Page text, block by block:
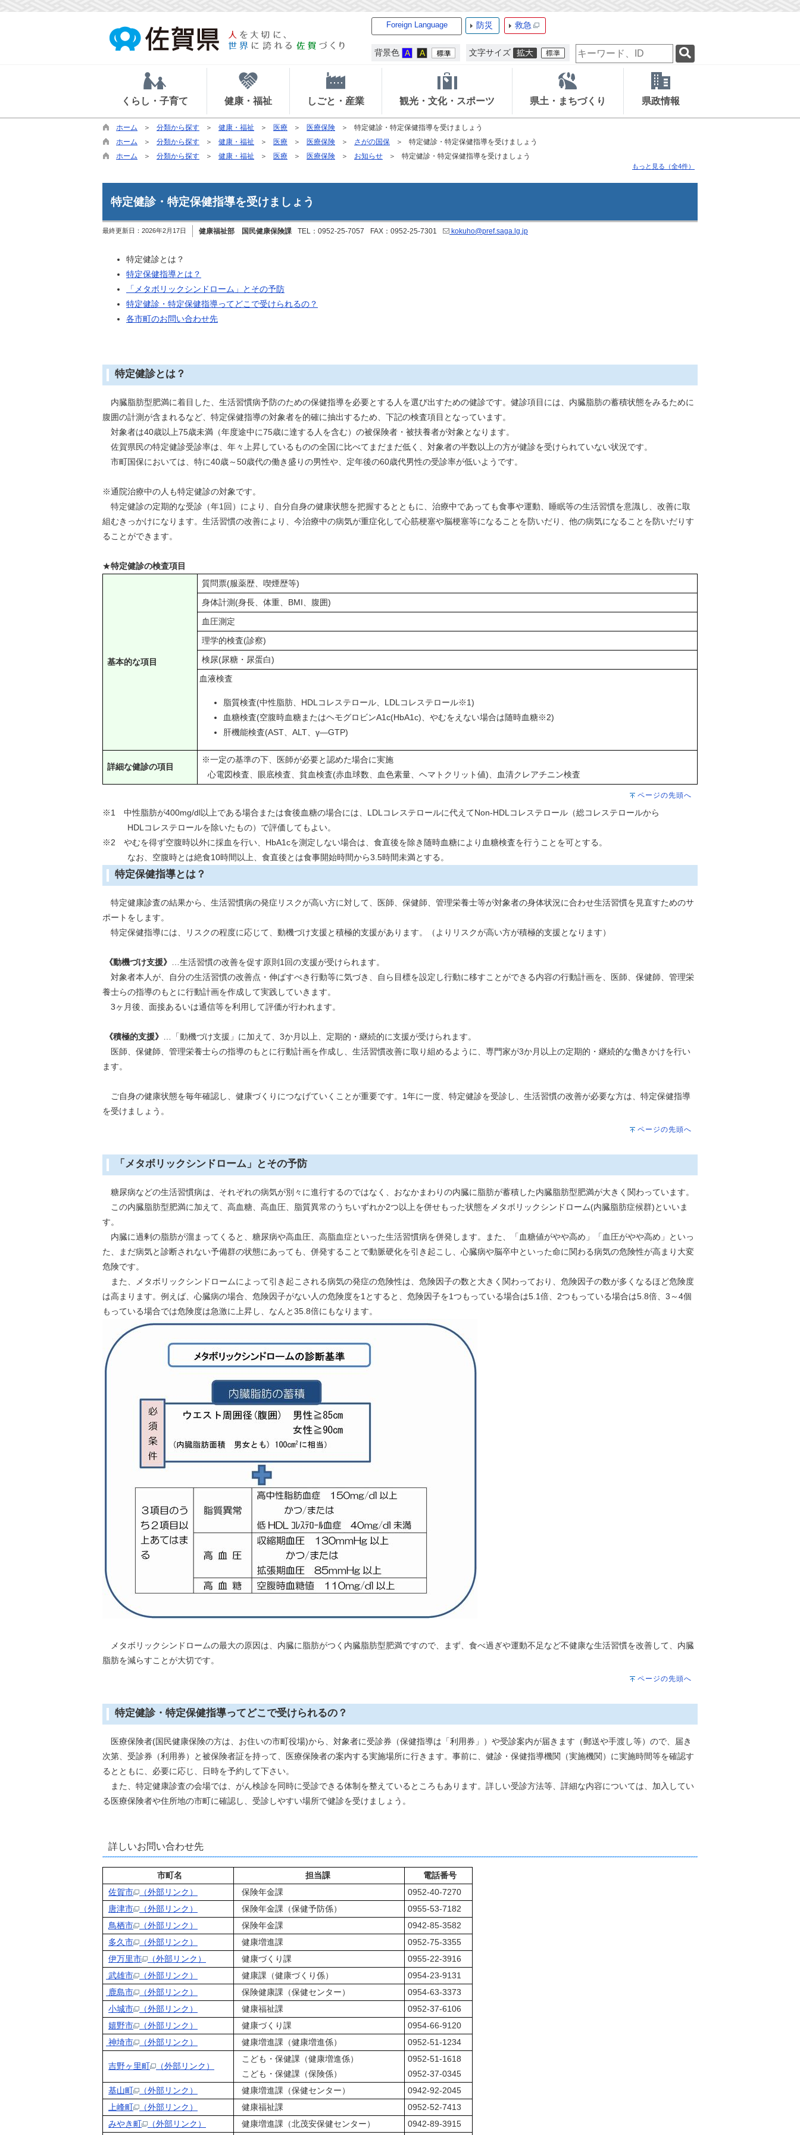
Foreign Language 防災 救急
背景色 文字サイズ
検
索
ー
ー
ド
くらし・子育て 健康・福祉 しごと・産業 観光・文化・スポーツ 県土・まちづくり 県政情報
ホーム 分類から探す 健康・福祉 医療 医療保険
特定健診・特定保健指導を受けましょう
ホーム
分類から探す 健康・福祉 医療 医療保険 さがの国保
特定健診・特定保健指導を受けましょう
ホーム
分類から探す 健康・福祉 医療 医療保険 お知らせ 特定健診・特定保健指導を受けましょう
もっと見る（全4件）
特定健診・特定保健指導を受けましょう
最終更新日： 2026年2月17日 健康福祉部 国民健康保険課 TEL：0952-25-7057 FAX：0952-25-7301 kokuho@pref.saga.lg.jp
特定健診とは？
特定保健指導とは？
「メタボリックシンドローム」とその予防
特定健診・特定保健指導ってどこで受けられるの？
各市町のお問い合わせ先
特定健診とは？
内臓脂肪型肥満に着目した、生活習慣病予防のための保健指導を必要とする人を選び出すための健診です。健診項目には、内臓脂肪の蓄積状態をみるために
腹囲の計測が含まれるなど、特定保健指導の対象者を的確に抽出するため、下記の検査項目となっています。
対象者は40歳以上75歳未満（年度途中に75歳に達する人を含む）の被保険者・被扶養者が対象となります。
佐賀県民の特定健診受診率は、年々上昇しているものの全国に比べてまだまだ低く、対象者の半数以上の方が健診を受けられていない状況です。
市町国保においては、特に40歳～50歳代の働き盛りの男性や、定年後の60歳代男性の受診率が低いようです。
※通院治療中の人も特定健診の対象です。
特定健診の定期的な受診（年1回）により、自分自身の健康状態を把握するとともに、治療中であっても食事や運動、睡眠等の生活習慣を意識し、改善に取
組むきっかけになります。生活習慣の改善により、今治療中の病気が重症化して心筋梗塞や脳梗塞等になることを防いだり、他の病気になることを防いだりす
ることができます。
★特定健診の検査項目
基本的な項目
質問票(服薬歴、喫煙歴等)
身体計測(身長、体重、BMI、腹囲)
血圧測定
理学的検査(診察)
検尿(尿糖・尿蛋白)
血液検査
脂質検査(中性脂肪、HDLコレステロール、LDLコレステロール※1)
血糖検査(空腹時血糖またはヘモグロビンA1c(HbA1c)、やむをえない場合は随時血糖※2)
肝機能検査(AST、ALT、γ―GTP)
詳細な健診の項目
※一定の基準の下、医師が必要と認めた場合に実施
心電図検査、眼底検査、貧血検査(赤血球数、血色素量、ヘマトクリット値)、血清クレアチニン検査
ページの先頭へ
※1 中性脂肪が400mg/dl以上である場合または食後血糖の場合には、LDLコレステロールに代えてNon-HDLコレステロール（総コレステロールから
HDLコレステロールを除いたもの）で評価してもよい。
※2 やむを得ず空腹時以外に採血を行い、HbA1cを測定しない場合は、食直後を除き随時血糖により血糖検査を行うことを可とする。
なお、空腹時とは絶食10時間以上、食直後とは食事開始時間から3.5時間未満とする。
特定保健指導とは？
特定健康診査の結果から、生活習慣病の発症リスクが高い方に対して、医師、保健師、管理栄養士等が対象者の身体状況に合わせ生活習慣を見直すためのサ
ポートをします。
特定保健指導には、リスクの程度に応じて、動機づけ支援と積極的支援があります。（よりリスクが高い方が積極的支援となります）
《動機づけ支援》 …生活習慣の改善を促す原則1回の支援が受けられます。
対象者本人が、自分の生活習慣の改善点・伸ばすべき行動等に気づき、自ら目標を設定し行動に移すことができる内容の行動計画を、医師、保健師、管理栄
養士らの指導のもとに行動計画を作成して実践していきます。
3ヶ月後、面接あるいは通信等を利用して評価が行われます。
《積極的支援》 …「動機づけ支援」に加えて、3か月以上、定期的・継続的に支援が受けられます。
医師、保健師、管理栄養士らの指導のもとに行動計画を作成し、生活習慣改善に取り組めるように、専門家が3か月以上の定期的・継続的な働きかけを行い
ます。
ご自身の健康状態を毎年確認し、健康づくりにつなげていくことが重要です。1年に一度、特定健診を受診し、生活習慣の改善が必要な方は、特定保健指導
を受けましょう。
ページの先頭へ
「メタボリックシンドローム」とその予防
糖尿病などの生活習慣病は、それぞれの病気が別々に進行するのではなく、おなかまわりの内臓に脂肪が蓄積した内臓脂肪型肥満が大きく関わっています。
この内臓脂肪型肥満に加えて、高血糖、高血圧、脂質異常のうちいずれか2つ以上を併せもった状態をメタボリックシンドローム(内臓脂肪症候群)といいま
す。
内臓に過剰の脂肪が溜まってくると、糖尿病や高血圧、高脂血症といった生活習慣病を併発します。また、「血糖値がやや高め」「血圧がやや高め」といっ
た、まだ病気と診断されない予備群の状態にあっても、併発することで動脈硬化を引き起こし、心臓病や脳卒中といった命に関わる病気の危険性が高まり大変
危険です。
また、メタボリックシンドロームによって引き起こされる病気の発症の危険性は、危険因子の数と大きく関わっており、危険因子の数が多くなるほど危険度
は高まります。例えば、心臓病の場合、危険因子がない人の危険度を1とすると、危険因子を1つもっている場合は5.1倍、2つもっている場合は5.8倍、3～4個
もっている場合では危険度は急激に上昇し、なんと35.8倍にもなります。
メタボリックシンドロームの最大の原因は、内臓に脂肪がつく内臓脂肪型肥満ですので、まず、食べ過ぎや運動不足など不健康な生活習慣を改善して、内臓
脂肪を減らすことが大切です。
ページの先頭へ
特定健診・特定保健指導ってどこで受けられるの？
医療保険者(国民健康保険の方は、お住いの市町役場)から、対象者に受診券（保健指導は「利用券」）や受診案内が届きます（郵送や手渡し等）ので、届き
次第、受診券（利用券）と被保険者証を持って、医療保険者の案内する実施場所に行きます。事前に、健診・保健指導機関（実施機関）に実施時間等を確認す
るとともに、必要に応じ、日時を予約して下さい。
また、特定健康診査の会場では、がん検診を同時に受診できる体制を整えているところもあります。詳しい受診方法等、詳細な内容については、加入してい
る医療保険者や住所地の市町に確認し、受診しやすい場所で健診を受けましょう。
詳しいお問い合わせ先
市町名 担当課
電話番号
佐賀市
（外部リンク） 保険年金課
0952-40-7270
唐津市
（外部リンク） 保険年金課（保健予防係）
0955-53-7182
鳥栖市
（外部リンク） 保険年金課
0942-85-3582
多久市
（外部リンク） 健康増進課
0952-75-3355
伊万里市
（外部リンク） 健康づくり課
0955-22-3916
武雄市
（外部リンク） 健康課（健康づくり係）
0954-23-9131
鹿島市
（外部リンク） 保険健康課（保健センター）
0954-63-3373
小城市
（外部リンク） 健康福祉課
0952-37-6106
嬉野市
（外部リンク） 健康づくり課
0954-66-9120
神埼市
（外部リンク） 健康増進課（健康増進係） 0952-51-1234
吉野ヶ里町 （外部リンク）
こども・保健課（健康増進係）
こども・保健課（保険係）
0952-51-1618
0952-37-0345
基山町
（外部リンク） 健康増進課（保健センター）
0942-92-2045
上峰町
（外部リンク） 健康福祉課
0952-52-7413
みやき町
（外部リンク） 健康増進課（北茂安保健センター） 0942-89-3915